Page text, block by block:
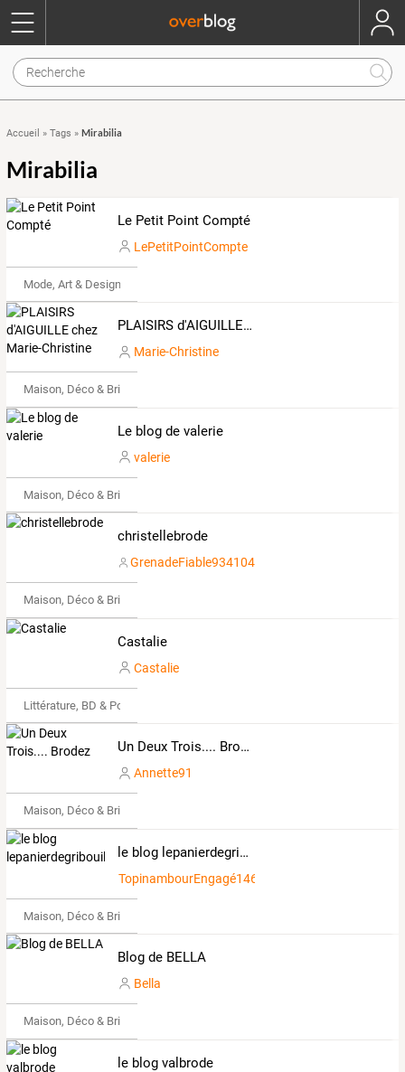
Accueil » Tags » Mirabilia
Mirabilia
Le Petit Point Compté
LePetitPointCompte
Mode, Art & Design
PLAISIRS d'AIGUILLE chez Marie-Christine
Marie-Christine
Maison, Déco & Bricolage
Le blog de valerie
valerie
Maison, Déco & Bricolage
christellebrode
GrenadeFiable934104
Maison, Déco & Bricolage
Castalie
Castalie
Littérature, BD & Poésie
Un Deux Trois.... Brodez
Annette91
Maison, Déco & Bricolage
le blog lepanierdegribouille
TopinambourEngagé1460823
Maison, Déco & Bricolage
Blog de BELLA
Bella
Maison, Déco & Bricolage
le blog valbrode